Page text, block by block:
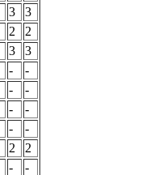
3
3
2
2
3
3
-
-
-
-
-
-
-
-
2
2
-
-